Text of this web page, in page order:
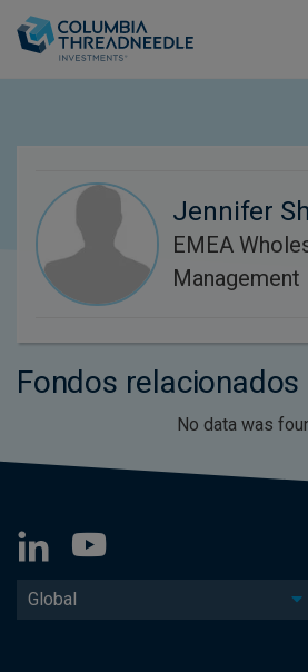
Jennifer
EMEA
Management
Fondos relacionados
No data was
Global